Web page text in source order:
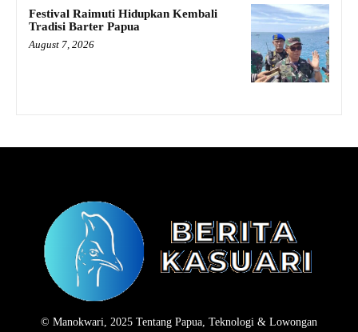
Festival Raimuti Hidupkan Kembali
Tradisi Barter Papua
August 7, 2026
© Manokwari, 2025 Tentang Papua, Teknologi & Lowongan